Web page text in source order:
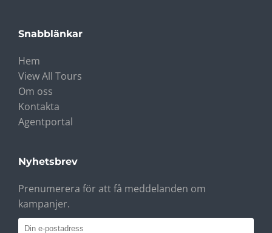
Snabblänkar
Hem
View All Tours
Om oss
Kontakta
Agentportal
Nyhetsbrev
Prenumerera för att få meddelanden om
kampanjer.